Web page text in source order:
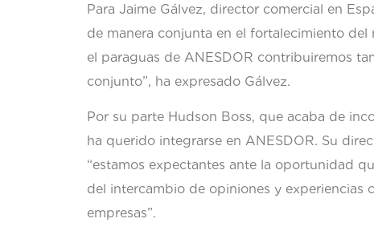
Para Jaime Gálvez, director comercial en
de manera conjunta en el fortalecimiento
el paraguas de ANESDOR contribuiremos
conjunto”, ha expresado Gálvez.
Por su parte Hudson Boss, que acaba de
ha querido integrarse en ANESDOR. Su
“estamos expectantes ante la oportunidad
del intercambio de opiniones y experiencias
empresas”.